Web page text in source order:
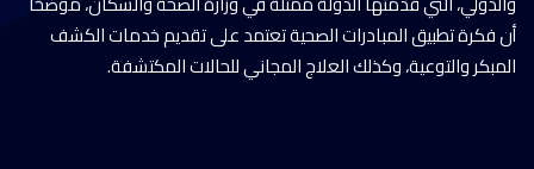
أن فكرة تطبيق المبادرات الصحية تعتمد على تقديم خدمات الكشف
المبكر والتوعية، وكذلك العلاج المجاني للحالات المكتشفة.